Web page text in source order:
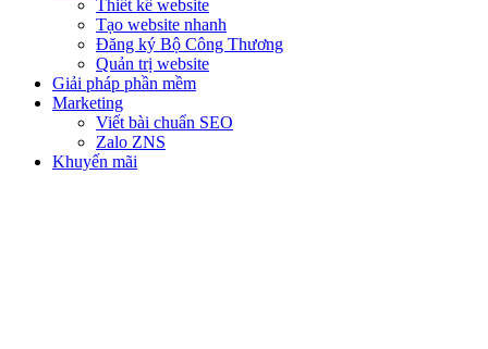
Thiết kế website
Tạo website nhanh
Đăng ký Bộ Công Thương
Quản trị website
Giải pháp phần mềm
Marketing
Viết bài chuẩn SEO
Zalo ZNS
Khuyến mãi